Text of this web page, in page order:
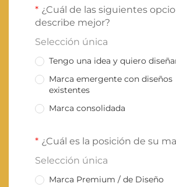
¿Cuál de las siguientes
describe mejor?
Selección única
Tengo una idea y quiero
Marca emergente con diseños
existentes
Marca consolidada
¿Cuál es la posición de su
Selección única
Marca Premium / de Diseño